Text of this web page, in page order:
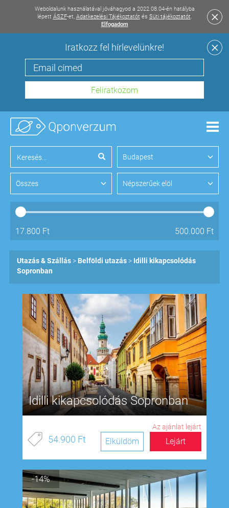
Weboldalunk használatával jóváhagyod a 2022.08.04-én hatályba
lépett ÁSZF-et, Adatkezelési Tájékoztatót és Süti tájékoztatót.
Elfogadom
Iratkozz fel hírlevelünkre!
Budapest
Összes Népszerűek elöl
17.800 Ft 500.000 Ft
Utazás & Szállás Belföldi utazás
Idilli kikapcsolódás
Sopronban
Idilli kikapcsolódás Sopronban
Az ajánlat lejárt
54.900 Ft Lejárt
Elküldöm
-14%